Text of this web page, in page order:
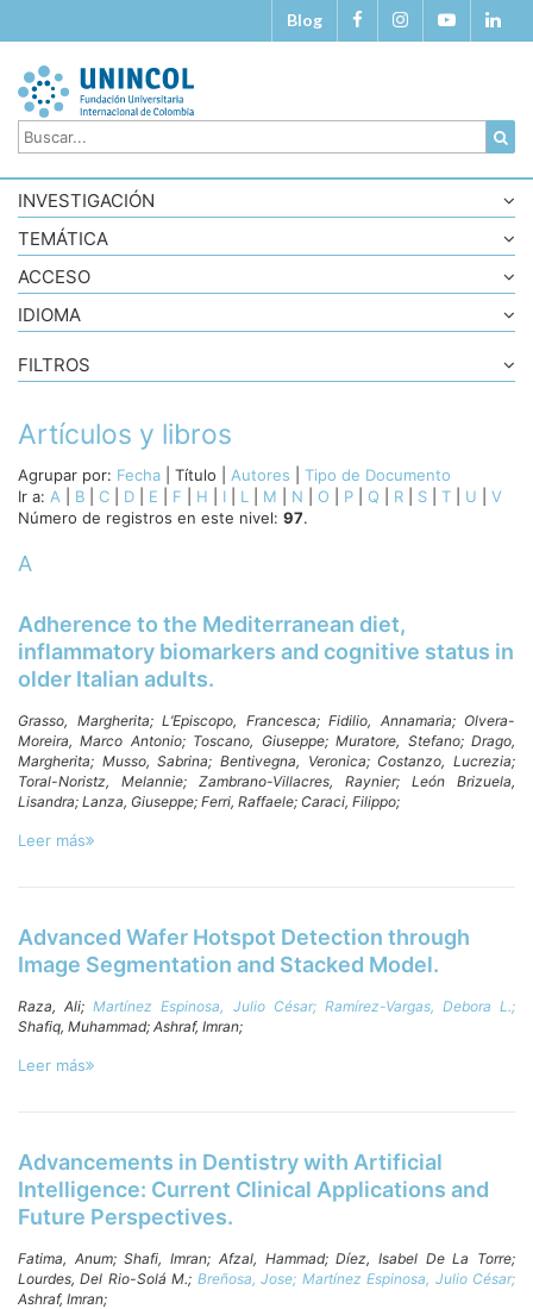
Blog
INVESTIGACIÓN
TEMÁTICA
ACCESO
IDIOMA
Artículos y libros
Agrupar por: Fecha Título Autores
Tipo de Documento
Ir a: A B C D E F H I L M N O P Q R S T U
V
Número de registros en este nivel: 97.
A
Adherence to the Mediterranean diet,
inflammatory biomarkers and cognitive status in
older Italian adults.
Grasso, Margherita; L’Episcopo, Francesca; Fidilio, Annamaria; Olvera-
Moreira, Marco Antonio; Toscano, Giuseppe;Muratore, Stefano;Drago,
Margherita; Musso, Sabrina;Bentivegna, Veronica;Costanzo, Lucrezia;
Toral-Noristz, Melannie; Zambrano-Villacres, Raynier; León Brizuela,
Lisandra; Lanza, Giuseppe; Ferri, Raffaele; Caraci, Filippo;
Leer más
Advanced Wafer Hotspot Detection through
Image Segmentation and Stacked Model.
Raza, Ali;Martínez Espinosa, Julio César; Ramírez-Vargas, Debora L.;
Shafiq, Muhammad; Ashraf, Imran;
Leer más
Advancements in Dentistry with Artificial
Intelligence: Current Clinical Applications and
Future Perspectives.
Fatima, Anum;Shafi, Imran; Afzal, Hammad;Díez, Isabel De La Torre;
Lourdes, Del Rio-Solá M.; Breñosa, Jose; Martínez Espinosa, Julio César;
Ashraf, Imran;
FILTROS